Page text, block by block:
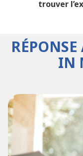
trouver
IN